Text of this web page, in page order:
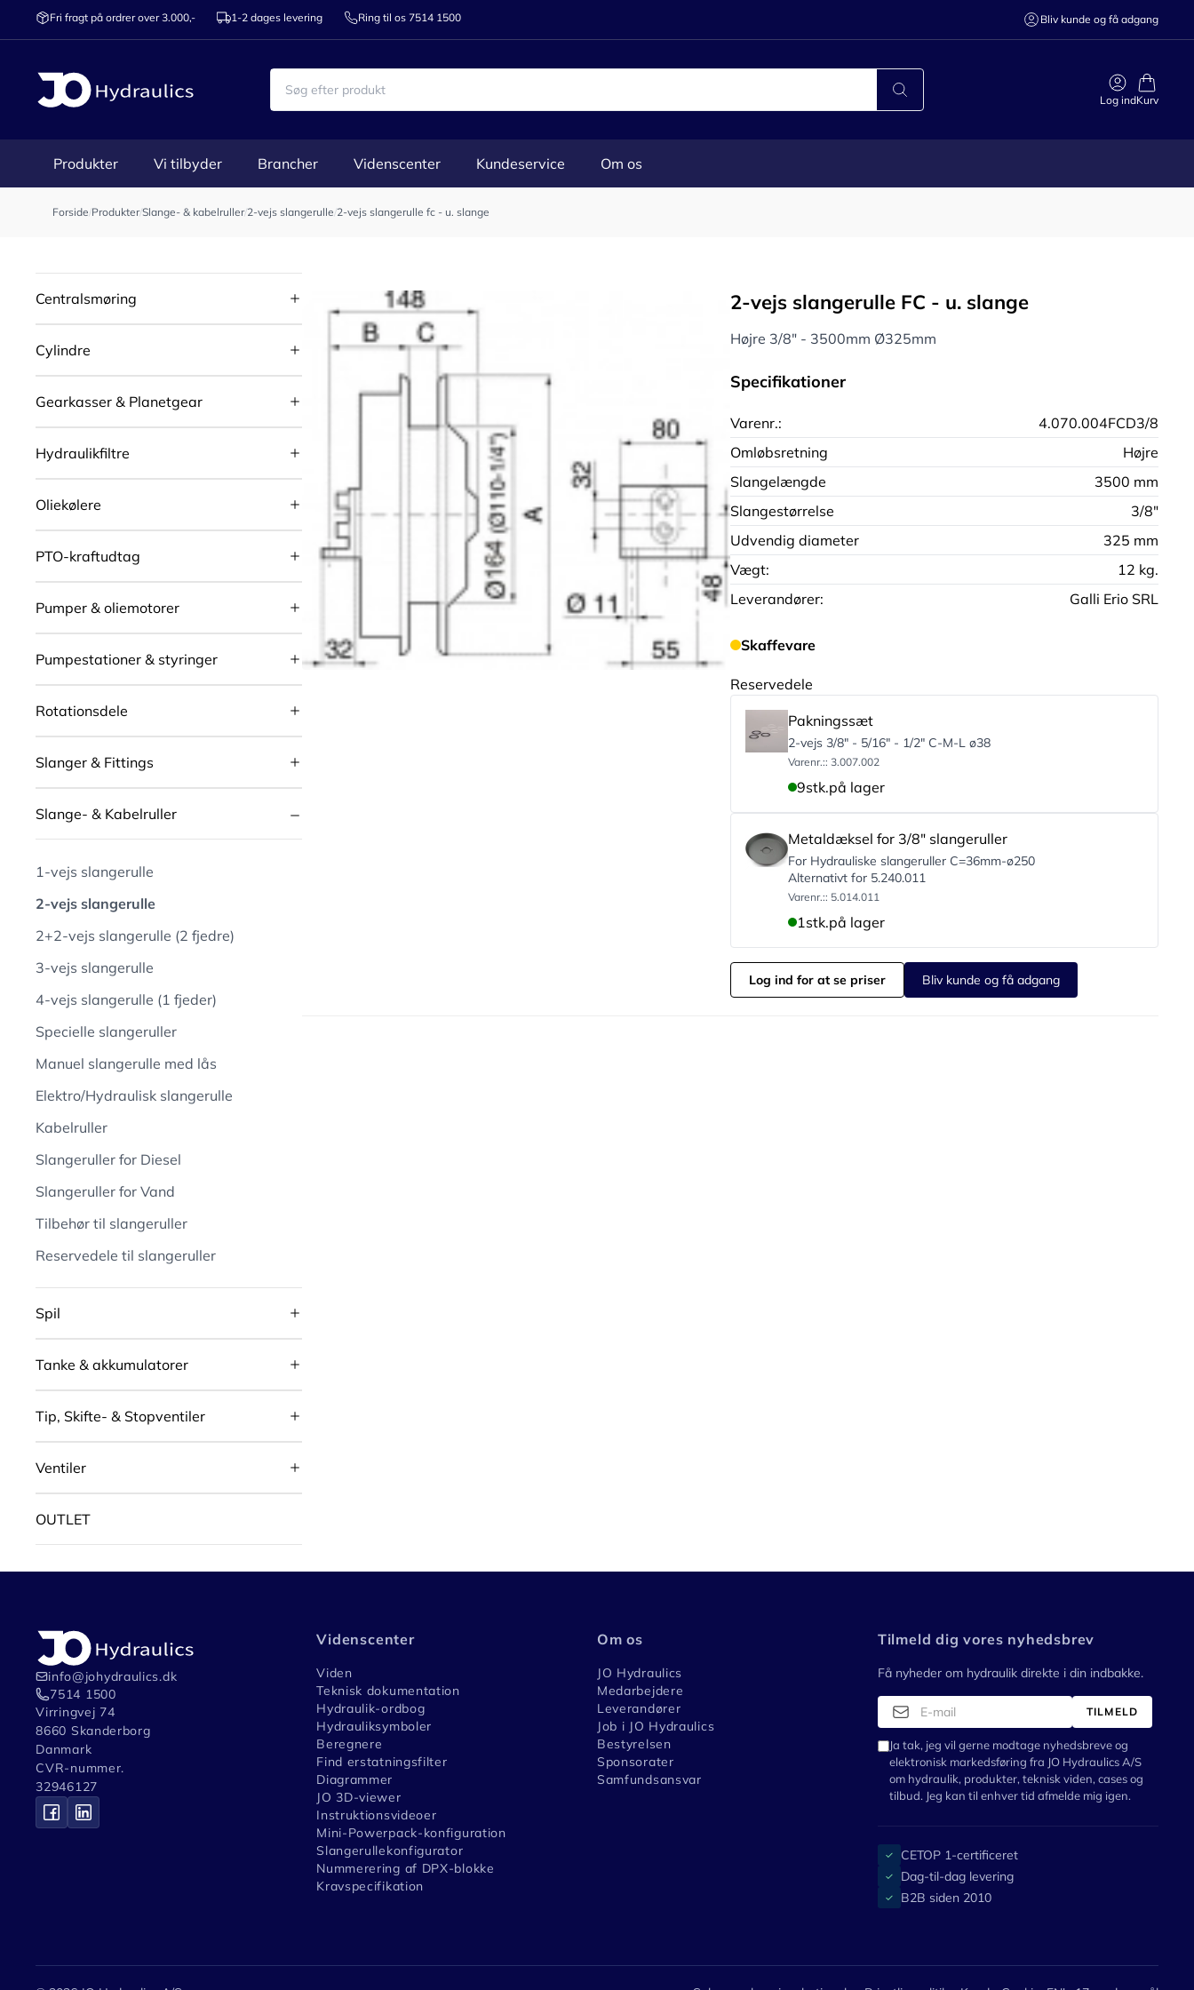
Fri fragt på ordrer over 3.000,- 1-2 dages levering Ring til os 7514 1500 Bliv kunde og få adgang
Log indKurv
Produkter Vi tilbyder Brancher Videnscenter Kundeservice Om os
Forside/Produkter/Slange- & kabelruller/2-vejs slangerulle/2-vejs slangerulle fc - u. slange
Centralsmøring
Cylindre
Gearkasser & Planetgear
Hydraulikfiltre
Oliekølere
PTO-kraftudtag
Pumper & oliemotorer
Pumpestationer & styringer
Rotationsdele
Slanger & Fittings
Slange- & Kabelruller
1-vejs slangerulle
2-vejs slangerulle
2+2-vejs slangerulle (2 fjedre)
3-vejs slangerulle
4-vejs slangerulle (1 fjeder)
Specielle slangeruller
Manuel slangerulle med lås
Elektro/Hydraulisk slangerulle
Kabelruller
Slangeruller for Diesel
Slangeruller for Vand
Tilbehør til slangeruller
Reservedele til slangeruller
Spil
Tanke & akkumulatorer
Tip, Skifte- & Stopventiler
Ventiler
OUTLET
2-vejs slangerulle FC - u. slange
Højre 3/8" - 3500mm Ø325mm
Specifikationer
Varenr.:
4.070.004FCD3/8
Omløbsretning
Højre
Slangelængde
3500 mm
Slangestørrelse
3/8"
Udvendig diameter
325 mm
Vægt:
12 kg.
Leverandører:
Galli Erio SRL
Skaffevare
Reservedele
Pakningssæt
2-vejs 3/8" - 5/16" - 1/2" C-M-L ø38
Varenr.:: 3.007.002
9stk.på lager
Metaldæksel for 3/8" slangeruller
For Hydrauliske slangeruller C=36mm-ø250
Alternativt for 5.240.011
Varenr.:: 5.014.011
1stk.på lager
Log ind for at se priser Bliv kunde og få adgang
info@johydraulics.dk
7514 1500
Virringvej 74
8660 Skanderborg
Danmark
CVR-nummer.
32946127
Videnscenter
Viden
Teknisk dokumentation
Hydraulik-ordbog
Hydrauliksymboler
Beregnere
Find erstatningsfilter
Diagrammer
JO 3D-viewer
Instruktionsvideoer
Mini-Powerpack-konfiguration
Slangerullekonfigurator
Nummerering af DPX-blokke
Kravspecifikation
Om os
JO Hydraulics
Medarbejdere
Leverandører
Job i JO Hydraulics
Bestyrelsen
Sponsorater
Samfundsansvar
Tilmeld dig vores nyhedsbrev
Få nyheder om hydraulik direkte i din indbakke.
TILMELD
Ja tak, jeg vil gerne modtage nyhedsbreve og
elektronisk markedsføring fra JO Hydraulics A/S
om hydraulik, produkter, teknisk viden, cases og
tilbud. Jeg kan til enhver tid afmelde mig igen.
✓ CETOP 1-certificeret
✓ Dag-til-dag levering
✓ B2B siden 2010